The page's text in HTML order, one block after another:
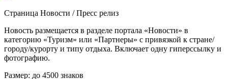
Страница Новости / Пресс релиз
Новость размещается в разделе портала «Новости» в
категорию «Туризм» или «Партнеры» с привязкой к стране/
городу/курорту и типу отдыха. Включает одну гиперссылку и
фотографию.
Размер: до 4500 знаков